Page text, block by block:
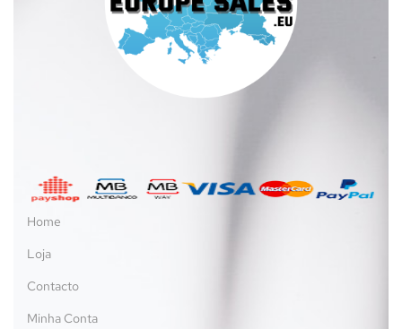
Home
Loja
Contacto
Minha Conta